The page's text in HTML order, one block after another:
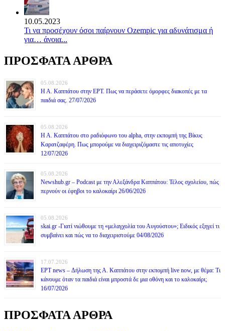
10.05.2023
Τι να προσέχουν όσοι παίρνουν Ozempic για αδυνάτισμα ή
για… άνοια...
ΠΡΟΣΦΑΤΑ ΑΡΘΡΑ
05.08.2026
Η Α. Καππάτου στην ΕΡΤ. Πως να περάσετε όμορφες διακοπές με τα
παιδιά σας. 27/07/2026
05.08.2026
Η Α. Καππάτου στο ραδιόφωνο του alpha, στην εκπομπή της Βίκυς
Καρατζαφέρη. Πως μπορούμε να διαχειριζόμαστε τις αποτυχίες
12/07/2026
05.08.2026
Newshub.gr – Podcast με την Αλεξάνδρα Καππάτου: Τέλος σχολείου, πώς
περνούν οι έφηβοι το καλοκαίρι 26/06/2026
05.08.2026
skai.gr -Γιατί νιώθουμε τη «μελαγχολία του Αυγούστου»; Ειδικός εξηγεί τι
συμβαίνει και πώς να το διαχειριστούμε 04/08/2026
17.07.2026
ΕΡΤ news – Δήλωση της Α. Καππάτου στην εκπομπή live now, με θέμα: Τι
κάνουμε όταν τα παιδιά είναι μπροστά δε μια οθόνη και το καλοκαίρι;
16/07/2026
ΠΡΟΣΦΑΤΑ ΑΡΘΡΑ